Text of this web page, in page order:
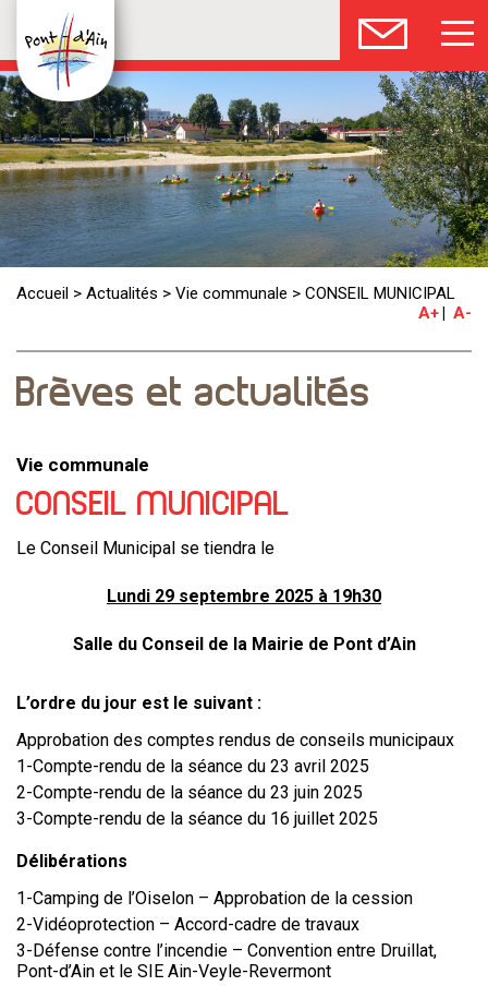
Accueil > Actualités > Vie communale > CONSEIL MUNICIPAL
A+
A-
Brèves et actualités
Vie communale
CONSEIL MUNICIPAL
Le Conseil Municipal se tiendra le
Lundi 29 septembre 2025 à 19h30
Salle du Conseil de la Mairie de Pont d’Ain
L’ordre du jour est le suivant :
Approbation des comptes rendus de conseils municipaux
1-Compte-rendu de la séance du 23 avril 2025
2-Compte-rendu de la séance du 23 juin 2025
3-Compte-rendu de la séance du 16 juillet 2025
Délibérations
1-Camping de l’Oiselon – Approbation de la cession
2-Vidéoprotection – Accord-cadre de travaux
3-Défense contre l’incendie – Convention entre Druillat,
Pont-d’Ain et le SIE Ain-Veyle-Revermont